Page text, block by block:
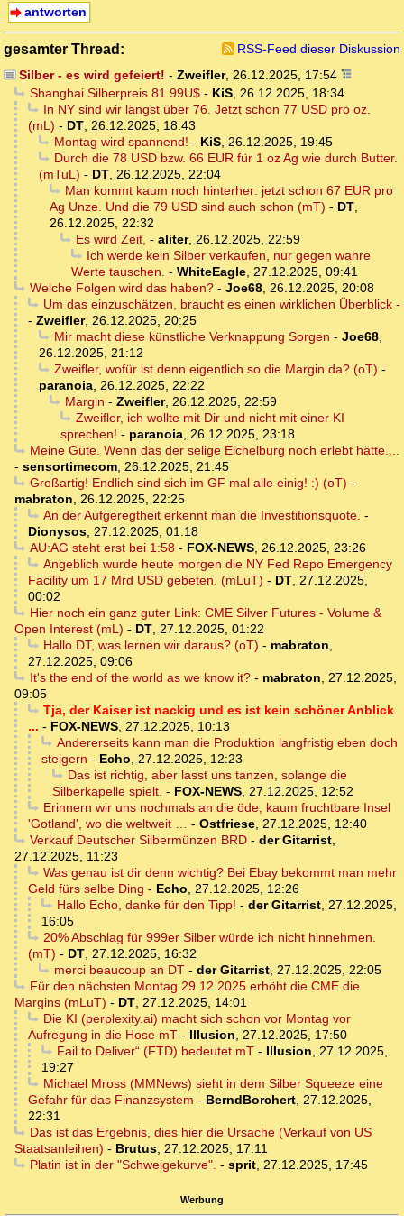
antworten
gesamter Thread:
RSS-Feed dieser Diskussion
Silber - es wird gefeiert! - Zweifler, 26.12.2025, 17:54
Shanghai Silberpreis 81.99U$- KiS, 26.12.2025, 18:34
In NY sind wir längst über 76. Jetzt schon 77 USD pro oz.
(mL) - DT 26.12.2025, 18:43
Montag wird spannend! - KiS, 26.12.2025, 19:45
Durch die 78 USD bzw. 66 EUR für 1 oz Ag wie durch Butter.
(mTuL) - DT 26.12.2025, 22:04
Man kommt kaum noch hinterher: jetzt schon 67 EUR pro
Ag Unze. Und die 79 USD sind auch schon (mT) - DT
26.12.2025, 22:32
Es wird Zeit, - aliter, 26.12.2025, 22:59
Ich werde kein Silber verkaufen, nur gegen wahre
Werte tauschen. - WhiteEagle 27.12.2025, 09:41
Welche Folgen wird das haben?- Joe68, 26.12.2025, 20:08
Um das einzuschätzen, braucht es einen wirklichen Überblick -
- Zweifler, 26.12.2025, 20:25
Mir macht diese künstliche Verknappung Sorgen - Joe68,
26.12.2025, 21:12
Zweifler, wofür ist denn eigentlich so die Margin da? (oT) -
paranoia 26.12.2025, 22:22
Margin - Zweifler, 26.12.2025, 22:59
Zweifler, ich wollte mit Dir und nicht mit einer KI
sprechen! - paranoia 26.12.2025, 23:18
Meine Güte. Wenn das der selige Eichelburg noch erlebt hätte....
- sensortimecom 26.12.2025, 21:45
Großartig! Endlich sind sich im GF mal alle einig! :) (oT) -
mabraton
26.12.2025, 22:25
An der Aufgeregtheit erkennt man die Investitionsquote. -
Dionysos 27.12.2025, 01:18
AU:AG steht erst bei 1:58- FOX-NEWS, 26.12.2025, 23:26
Angeblich wurde heute morgen die NY Fed Repo Emergency
Facility um 17 Mrd USD gebeten. (mLuT) - DT 27.12.2025,
00:02
Hier noch ein ganz guter Link: CME Silver Futures - Volume &
Open Interest (mL) - DT 27.12.2025, 01:22
Hallo DT, was lernen wir daraus? (oT) - mabraton
27.12.2025, 09:06
It's the end of the world as we know it?- mabraton
27.12.2025,
09:05
Tja, der Kaiser ist nackig und es ist kein schöner Anblick
... - FOX-NEWS 27.12.2025, 10:13
Andererseits kann man die Produktion langfristig eben doch
steigern - Echo
27.12.2025, 12:23
Das ist richtig, aber lasst uns tanzen, solange die
Silberkapelle spielt. - FOX-NEWS 27.12.2025, 12:52
Erinnern wir uns nochmals an die öde, kaum fruchtbare Insel
'Gotland', wo die weltweit …
- Ostfriese 27.12.2025, 12:40
Verkauf Deutscher Silbermünzen BRD- der Gitarrist,
27.12.2025, 11:23
Was genau ist dir denn wichtig? Bei Ebay bekommt man mehr
Geld fürs selbe Ding - Echo
27.12.2025, 12:26
Hallo Echo, danke für den Tipp! - der Gitarrist, 27.12.2025,
16:05
20% Abschlag für 999er Silber würde ich nicht hinnehmen.
(mT) - DT 27.12.2025, 16:32
merci beaucoup an DT- der Gitarrist, 27.12.2025, 22:05
Für den nächsten Montag 29.12.2025 erhöht die CME die
Margins (mLuT) - DT 27.12.2025, 14:01
Die KI (perplexity.ai) macht sich schon vor Montag vor
Aufregung in die Hose mT - Illusion
27.12.2025, 17:50
Fail to Deliver“ (FTD) bedeutet mT- Illusion
27.12.2025,
19:27
Michael Mross (MMNews) sieht in dem Silber Squeeze eine
Gefahr für das Finanzsystem - BerndBorchert 27.12.2025,
22:31
Das ist das Ergebnis, dies hier die Ursache (Verkauf von US
Staatsanleihen) - Brutus 27.12.2025, 17:11
Platin ist in der "Schweigekurve". - sprit, 27.12.2025, 17:45
Werbung